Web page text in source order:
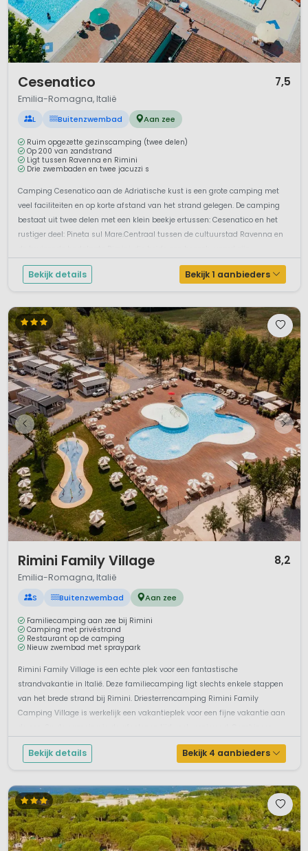
Cesenatico 7,5
Emilia-Romagna, Italië
L Buitenzwembad Aan zee
Ruim opgezette gezinscamping (twee delen)
Op 200 van zandstrand
Ligt tussen Ravenna en Rimini
Drie zwembaden en twee jacuzzi s
Camping Cesenatico aan de Adriatische kust is een grote camping met
veel faciliteiten en op korte afstand van het strand gelegen. De camping
bestaat uit twee delen met een klein beekje ertussen: Cesenatico en het
rustiger deel: Pineta sul Mare.Centraal tussen de cultuurstad Ravenna en
Bekijk details Bekijk 1 aanbieders
Rimini Family Village 8,2
Emilia-Romagna, Italië
S Buitenzwembad Aan zee
Familiecamping aan zee bij Rimini
Camping met privéstrand
Restaurant op de camping
Nieuw zwembad met spraypark
Rimini Family Village is een echte plek voor een fantastische
strandvakantie in Italië. Deze familiecamping ligt slechts enkele stappen
van het brede strand bij Rimini. Driesterrencamping Rimini Family
Camping Village is werkelijk een vakantieplek voor een fijne vakantie aan
Bekijk details Bekijk 4 aanbieders